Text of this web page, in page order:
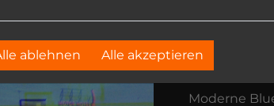
Great
Moderne
ablehnen Alle akzeptieren